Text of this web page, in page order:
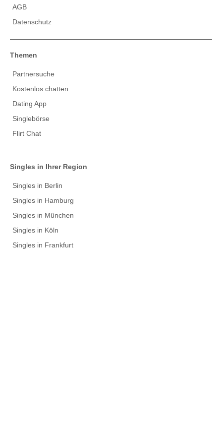
AGB
Datenschutz
Themen
Partnersuche
Kostenlos chatten
Dating App
Singlebörse
Flirt Chat
Singles in Ihrer Region
Singles in Berlin
Singles in Hamburg
Singles in München
Singles in Köln
Singles in Frankfurt